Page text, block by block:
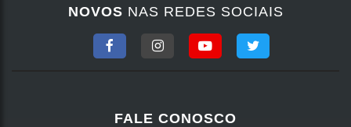
NOVOS NAS REDES SOCIAIS
FALE CONOSCO